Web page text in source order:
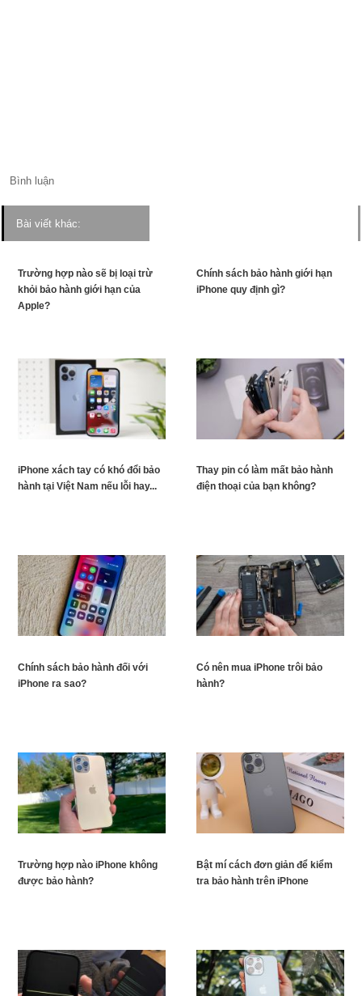
Bình luận
Bài viết khác:
Trường hợp nào sẽ bị loại trừ
khỏi bảo hành giới hạn của
Apple?
Chính sách bảo hành giới hạn
iPhone quy định gì?
iPhone xách tay có khó đổi bảo
hành tại Việt Nam nếu lỗi hay...
Thay pin có làm mất bảo hành
điện thoại của bạn không?
Chính sách bảo hành đối với
iPhone ra sao?
Có nên mua iPhone trôi bảo
hành?
Trường hợp nào iPhone không
được bảo hành?
Bật mí cách đơn giản để kiểm
tra bảo hành trên iPhone